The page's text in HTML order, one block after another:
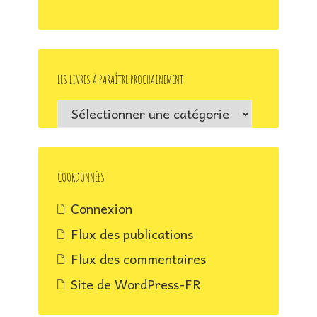
LES LIVRES À PARAÎTRE PROCHAINEMENT
Les
livres
à
paraître
COORDONNÉES
Connexion
Flux des publications
Flux des commentaires
Site de WordPress-FR